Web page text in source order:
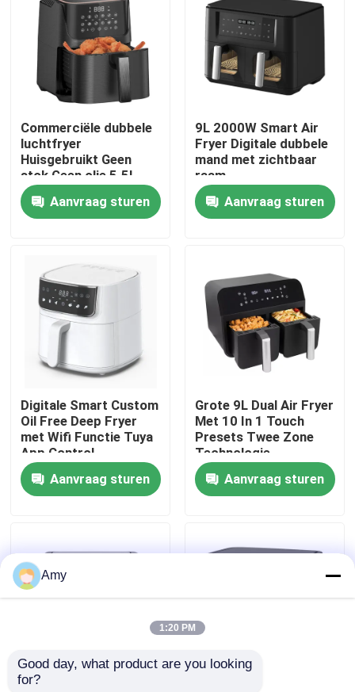
Producten
Video's
Over ons
Fabriekstocht
Kwaliteitscontrole
Nieuws
Digitale luchtfryer
Commerciële dubbele
luchtfryer
Huisgebruikt Geen
stok Geen olie 5.5L
Aanvraag sturen
9L 2000W Smart Air
Fryer Digitale dubbele
mand met zichtbaar
raam
Aanvraag sturen
Digitale Smart Custom
Oil Free Deep Fryer
met Wifi Functie Tuya
App Control
Aanvraag sturen
Grote 9L Dual Air Fryer
Met 10 In 1 Touch
Presets Twee Zone
Technologie
Aanvraag sturen
9L Air Fryer 8L Met 2
Amy
1:20 PM
Good day, what product are you looking
for?